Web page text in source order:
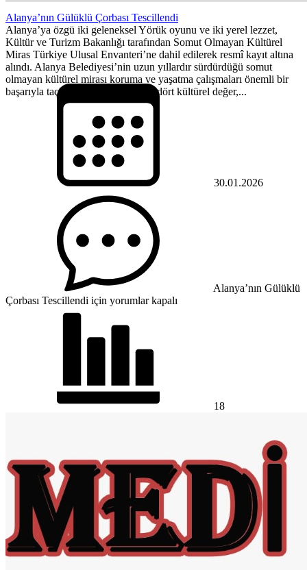
Alanya’nın Gülüklü Çorbası Tescillendi
Alanya’ya özgü iki geleneksel Yörük oyunu ve iki yerel lezzet,
Kültür ve Turizm Bakanlığı tarafından Somut Olmayan Kültürel
Miras Türkiye Ulusal Envanteri’ne dahil edilerek resmî kayıt altına
alındı. Alanya Belediyesi’nin uzun yıllardır sürdürdüğü somut
olmayan kültürel mirası koruma ve yaşatma çalışmaları önemli bir
başarıyla taçlandı. Alanya’ya özgü dört kültürel değer,...
30.01.2026
Alanya’nın Gülüklü
Çorbası Tescillendi için yorumlar kapalı
18